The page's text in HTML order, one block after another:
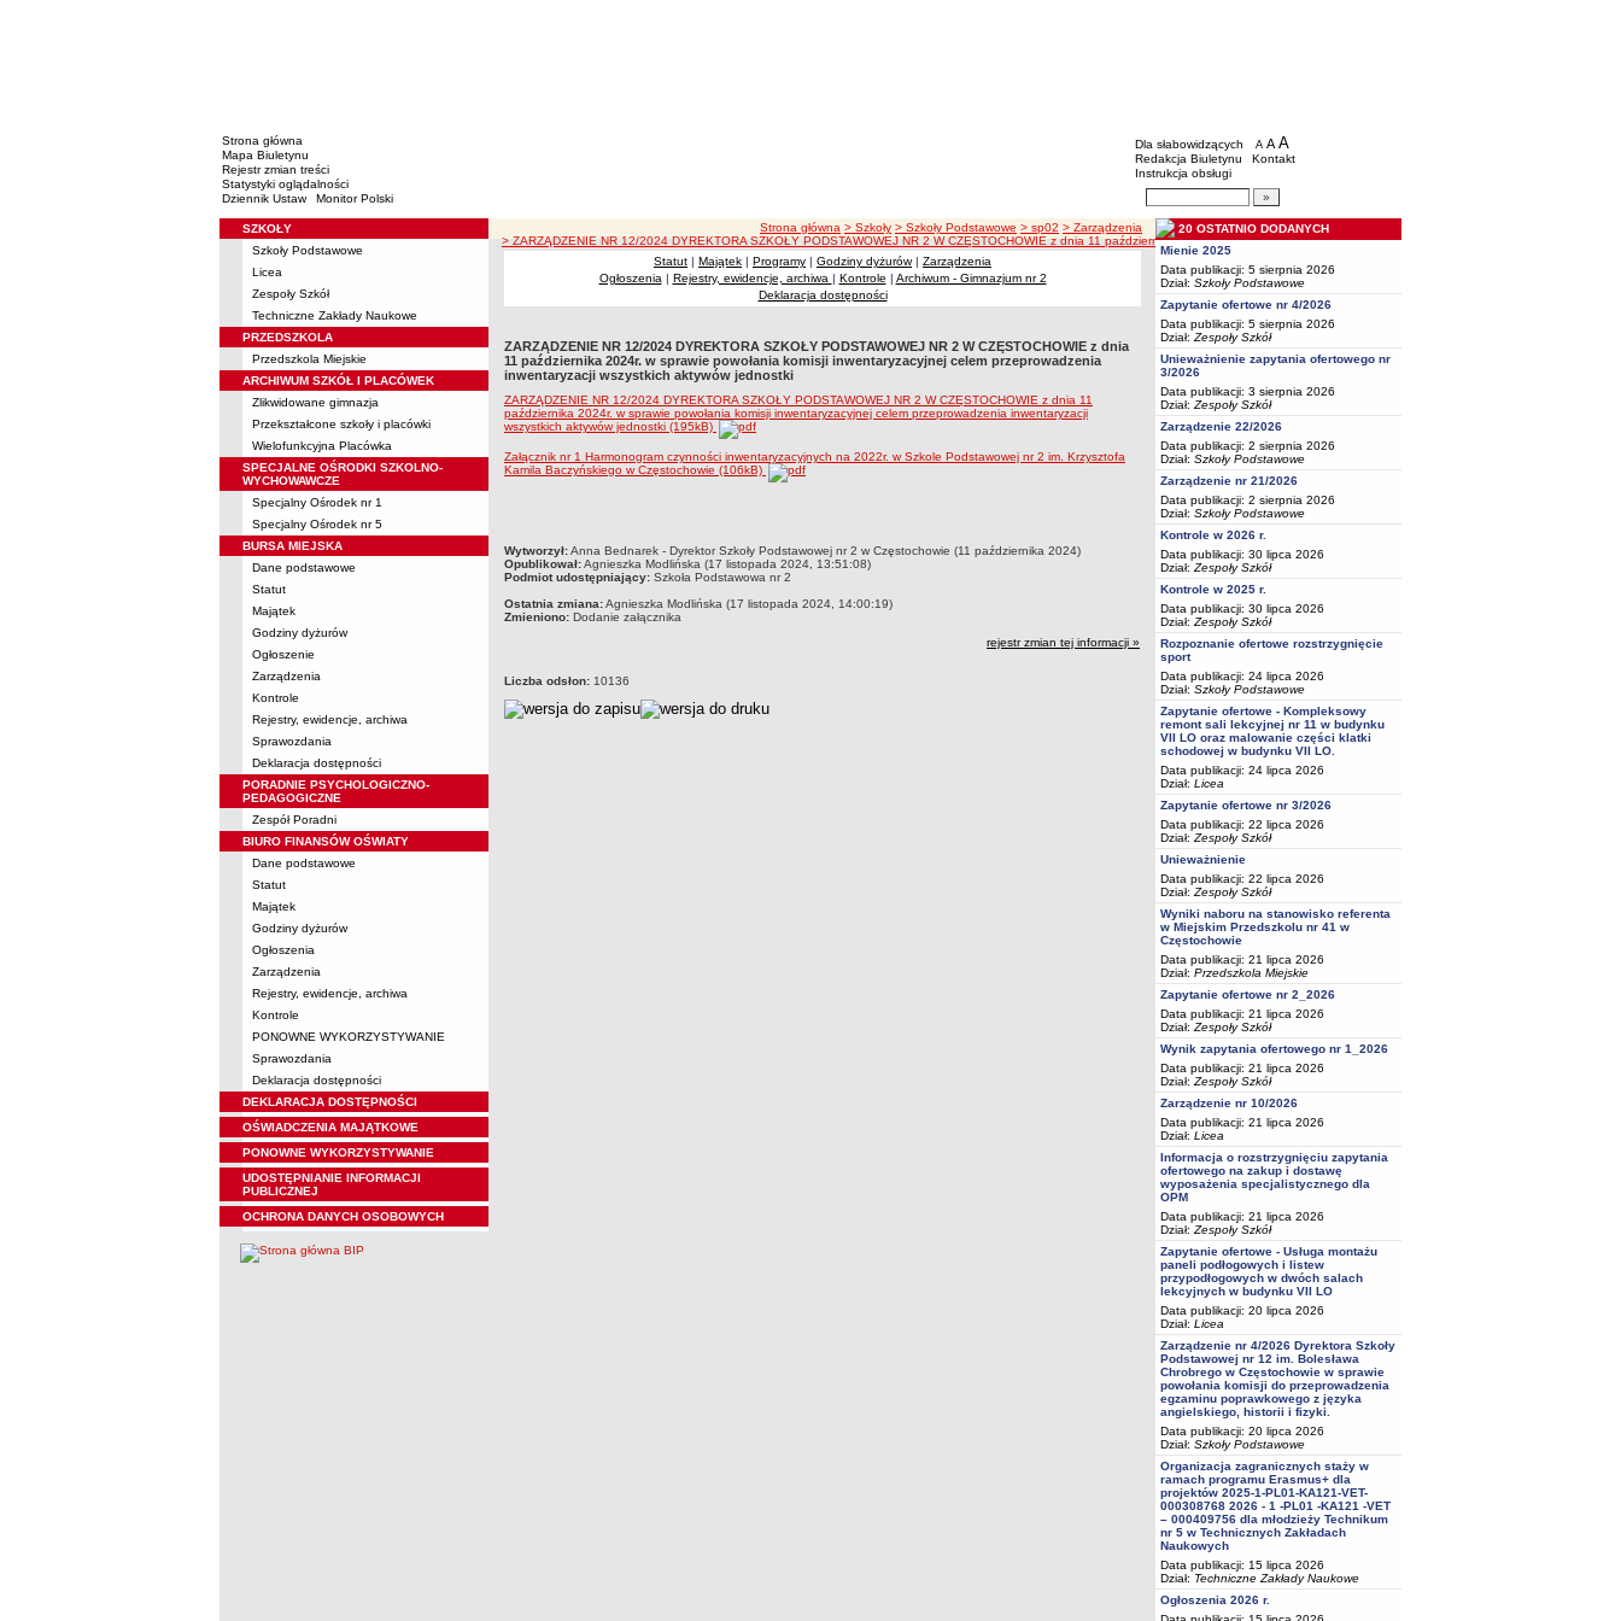
Strona główna
Mapa Biuletynu
Rejestr zmian treści
Statystyki oglądalności
Dziennik Ustaw
Monitor Polski
BIP - Oświata Częstochowa
Menu dodatkowe
Dla słabowidzących A pomniejsz czcionkę
A standardowy rozmiar czcionki
A
Redakcja Biuletynu
Kontakt
Instrukcja obsługi
Wyszukiwarka artykułów
Menu
SZKOŁY
Szkoły Podstawowe
Licea
Zespoły Szkół
Techniczne Zakłady Naukowe
PRZEDSZKOLA
Przedszkola Miejskie
ARCHIWUM SZKÓŁ I PLACÓWEK
Zlikwidowane gimnazja
Przekształcone szkoły i placówki
Wielofunkcyjna Placówka
SPECJALNE OŚRODKI SZKOLNO-
WYCHOWAWCZE
Specjalny Ośrodek nr 1
Specjalny Ośrodek nr 5
BURSA MIEJSKA
Dane podstawowe
Statut
Majątek
Godziny dyżurów
Ogłoszenie
Zarządzenia
Kontrole
Rejestry, ewidencje, archiwa
Sprawozdania
Deklaracja dostępności
PORADNIE PSYCHOLOGICZNO-
PEDAGOGICZNE
Zespół Poradni
BIURO FINANSÓW OŚWIATY
Dane podstawowe
Statut
Majątek
Godziny dyżurów
Ogłoszenia
Zarządzenia
Rejestry, ewidencje, archiwa
Kontrole
PONOWNE WYKORZYSTYWANIE
Sprawozdania
Deklaracja dostępności
DEKLARACJA DOSTĘPNOŚCI
OŚWIADCZENIA MAJĄTKOWE
PONOWNE WYKORZYSTYWANIE
UDOSTĘPNIANIE INFORMACJI
PUBLICZNEJ
OCHRONA DANYCH OSOBOWYCH
ścieżka nawigacji
Strona główna > Szkoły > Szkoły Podstawowe > sp02 > Zarządzenia
> ZARZĄDZENIE NR 12/2024 DYREKTORA SZKOŁY PODSTAWOWEJ NR 2 W CZĘSTOCHOWIE z dnia 11 października 2024r. w sprawie powołania komisji inwentaryzacyjnej celem przeprowadzenia
Statut | Majątek | Programy | Godziny dyżurów| Zarządzenia
Ogłoszenia | Rejestry, ewidencje, archiwa | Kontrole | Archiwum - Gimnazjum nr 2
Deklaracja dostępności
ZARZĄDZENIE NR 12/2024 DYREKTORA SZKOŁY PODSTAWOWEJ NR 2 W CZĘSTOCHOWIE z dnia
11 października 2024r. w sprawie powołania komisji inwentaryzacyjnej celem przeprowadzenia
inwentaryzacji wszystkich aktywów jednostki
ZARZĄDZENIE NR 12/2024 DYREKTORA SZKOŁY PODSTAWOWEJ NR 2 W CZĘSTOCHOWIE z dnia 11
października 2024r. w sprawie powołania komisji inwentaryzacyjnej celem przeprowadzenia inwentaryzacji
wszystkich aktywów jednostki (195kB)
Załącznik nr 1 Harmonogram czynności inwentaryzacyjnych na 2022r. w Szkole Podstawowej nr 2 im. Krzysztofa
Kamila Baczyńskiego w Częstochowie (106kB)
metryczka
Wytworzył:Anna Bednarek - Dyrektor Szkoły Podstawowej nr 2 w Częstochowie (11 października 2024)
Opublikował:Agnieszka Modlińska (17 listopada 2024, 13:51:08)
Podmiot udostępniający: Szkoła Podstawowa nr 2
Ostatnia zmiana:Agnieszka Modlińska (17 listopada 2024, 14:00:19)
Zmieniono: Dodanie załącznika
rejestr zmian tej informacji »
Liczba odsłon: 10136
20 OSTATNIO DODANYCH
Mienie 2025
Data publikacji: 5 sierpnia 2026
Dział: Szkoły Podstawowe
Zapytanie ofertowe nr 4/2026
Data publikacji: 5 sierpnia 2026
Dział: Zespoły Szkół
Unieważnienie zapytania ofertowego nr
3/2026
Data publikacji: 3 sierpnia 2026
Dział: Zespoły Szkół
Zarządzenie 22/2026
Data publikacji: 2 sierpnia 2026
Dział: Szkoły Podstawowe
Zarządzenie nr 21/2026
Data publikacji: 2 sierpnia 2026
Dział: Szkoły Podstawowe
Kontrole w 2026 r.
Data publikacji: 30 lipca 2026
Dział: Zespoły Szkół
Kontrole w 2025 r.
Data publikacji: 30 lipca 2026
Dział: Zespoły Szkół
Rozpoznanie ofertowe rozstrzygnięcie
sport
Data publikacji: 24 lipca 2026
Dział: Szkoły Podstawowe
Zapytanie ofertowe - Kompleksowy
remont sali lekcyjnej nr 11 w budynku
VII LO oraz malowanie części klatki
schodowej w budynku VII LO.
Data publikacji: 24 lipca 2026
Dział: Licea
Zapytanie ofertowe nr 3/2026
Data publikacji: 22 lipca 2026
Dział: Zespoły Szkół
Unieważnienie
Data publikacji: 22 lipca 2026
Dział: Zespoły Szkół
Wyniki naboru na stanowisko referenta
w Miejskim Przedszkolu nr 41 w
Częstochowie
Data publikacji: 21 lipca 2026
Dział: Przedszkola Miejskie
Zapytanie ofertowe nr 2_2026
Data publikacji: 21 lipca 2026
Dział: Zespoły Szkół
Wynik zapytania ofertowego nr 1_2026
Data publikacji: 21 lipca 2026
Dział: Zespoły Szkół
Zarządzenie nr 10/2026
Data publikacji: 21 lipca 2026
Dział: Licea
Informacja o rozstrzygnięciu zapytania
ofertowego na zakup i dostawę
wyposażenia specjalistycznego dla
OPM
Data publikacji: 21 lipca 2026
Dział: Zespoły Szkół
Zapytanie ofertowe - Usługa montażu
paneli podłogowych i listew
przypodłogowych w dwóch salach
lekcyjnych w budynku VII LO
Data publikacji: 20 lipca 2026
Dział: Licea
Zarządzenie nr 4/2026 Dyrektora Szkoły
Podstawowej nr 12 im. Bolesława
Chrobrego w Częstochowie w sprawie
powołania komisji do przeprowadzenia
egzaminu poprawkowego z języka
angielskiego, historii i fizyki.
Data publikacji: 20 lipca 2026
Dział: Szkoły Podstawowe
Organizacja zagranicznych staży w
ramach programu Erasmus+ dla
projektów 2025-1-PL01-KA121-VET-
000308768 2026 - 1 -PL01 -KA121 -VET
– 000409756 dla młodzieży Technikum
nr 5 w Technicznych Zakładach
Naukowych
Data publikacji: 15 lipca 2026
Dział: Techniczne Zakłady Naukowe
Ogłoszenia 2026 r.